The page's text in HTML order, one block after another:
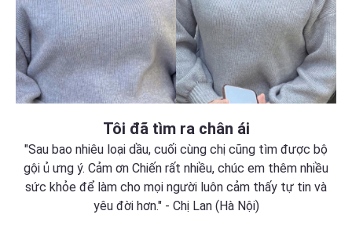
Tôi đã tìm ra chân ái
"Sau bao nhiêu loại dầu, cuối cùng chị cũng tìm được bộ
gội ủ ưng ý. Cảm ơn Chiến rất nhiều, chúc em thêm nhiều
sức khỏe để làm cho mọi người luôn cảm thấy tự tin và
yêu đời hơn." - Chị Lan (Hà Nội)